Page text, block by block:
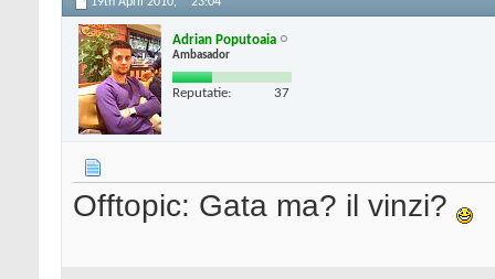
Adrian Poputoaia
Ambasador
Reputatie: 37
Offtopic: Gata ma? il vinzi?